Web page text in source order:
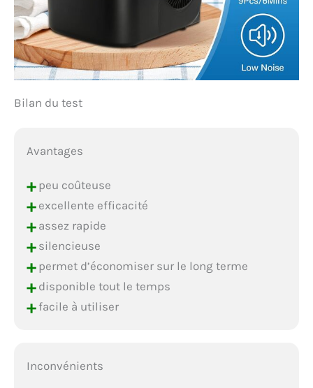
Bilan du test
Avantages
+peu coûteuse
+excellente efficacité
+assez rapide
+silencieuse
+permet d’économiser sur le long terme
+disponible tout le temps
+facile à utiliser
Inconvénients